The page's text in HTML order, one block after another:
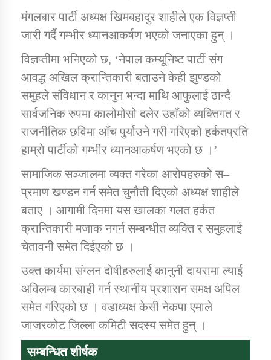
कर्णाली प्रविधि शिक्षालय जुम्लाको सुचना
सामाजिक बिकास कार्यालय जुम्लाकाे सुचना
कार्यक्रम कार्यान्वयन एकाई जुम्लाको सुचना
कर्णाली प्राविधि शिक्षालय जुम्लाको सुचना
मंगलबार पार्टी अध्यक्ष खिमबहादुर शाहीले एक विज्ञप्ती
जारी गर्दै गम्भीर ध्यानआकर्षण भएको जनाएका हुन् ।
विज्ञप्तीमा भनिएको छ, ‘नेपाल कम्यूनिष्ट पार्टी संग
आवद्ध अखिल क्रान्तिकारी बताउने केही झुण्डको
समुहले संविधान र कानुन भन्दा माथि आफुलाई ठान्दै
सार्वजनिक रुपमा कालोमोसो दलेर उहाँको व्यक्तिगत र
राजनीतिक छविमा आँच पुर्याउने गरी गरिएको हर्कतप्रति
हाम्रो पार्टीको गम्भीर ध्यानआकर्षण भएको छ ।’
सामाजिक सञ्जालमा व्यक्त गरेका आरोपहरुको स–
प्रमाण खण्डन गर्न समेत चुनौती दिएको अध्यक्ष शाहीले
बताए । आगामी दिनमा यस खालका गलत हर्कत
क्रान्तिकारी मजाक नगर्न सम्बन्धीत व्यक्ति र समुहलाई
चेतावनी समेत दिईएको छ ।
उक्त कार्यमा संग्लन दोषीहरुलाई कानुनी दायरामा ल्याई
अविलम्ब कारबाही गर्न स्थानीय प्रशासन समक्ष अपिल
समेत गरिएको छ । वडाध्यक्ष केसी नेकपा एमाले
जाजरकोट जिल्ला कमिटी सदस्य समेत हुन् ।
सम्बन्धित शीर्षक